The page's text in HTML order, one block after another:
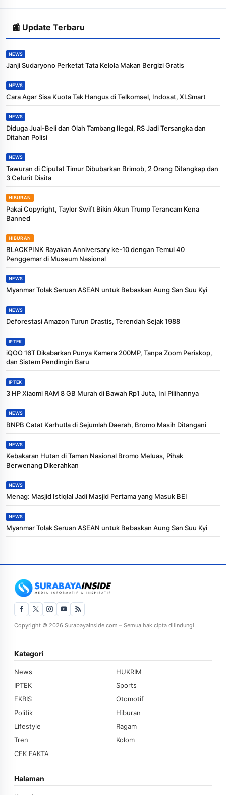
📰 Update Terbaru
NEWS
Janji Sudaryono Perketat Tata Kelola Makan Bergizi Gratis
NEWS
Cara Agar Sisa Kuota Tak Hangus di Telkomsel, Indosat, XLSmart
NEWS
Diduga Jual-Beli dan Olah Tambang Ilegal, RS Jadi Tersangka dan
Ditahan Polisi
NEWS
Tawuran di Ciputat Timur Dibubarkan Brimob, 2 Orang Ditangkap dan
3 Celurit Disita
HIBURAN
Pakai Copyright, Taylor Swift Bikin Akun Trump Terancam Kena
Banned
HIBURAN
BLACKPINK Rayakan Anniversary ke-10 dengan Temui 40
Penggemar di Museum Nasional
NEWS
Myanmar Tolak Seruan ASEAN untuk Bebaskan Aung San Suu Kyi
NEWS
Deforestasi Amazon Turun Drastis, Terendah Sejak 1988
IPTEK
iQOO 16T Dikabarkan Punya Kamera 200MP, Tanpa Zoom Periskop,
dan Sistem Pendingin Baru
IPTEK
3 HP Xiaomi RAM 8 GB Murah di Bawah Rp1 Juta, Ini Pilihannya
NEWS
BNPB Catat Karhutla di Sejumlah Daerah, Bromo Masih Ditangani
NEWS
Kebakaran Hutan di Taman Nasional Bromo Meluas, Pihak
Berwenang Dikerahkan
NEWS
Menag: Masjid Istiqlal Jadi Masjid Pertama yang Masuk BEI
NEWS
Myanmar Tolak Seruan ASEAN untuk Bebaskan Aung San Suu Kyi
Copyright © 2026 SurabayaInside.com – Semua hak cipta dilindungi.
Kategori
News
HUKRIM
IPTEK
Sports
EKBIS
Otomotif
Politik
Hiburan
Lifestyle
Ragam
Tren
Kolom
CEK FAKTA
Halaman